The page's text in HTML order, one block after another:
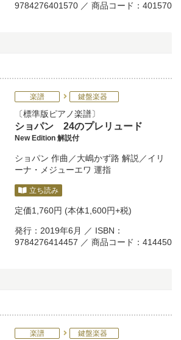
9784276401570 ／ 商品コード：401570
楽譜 鍵盤楽器
標準版ピアノ楽譜
ショパン 24のプレリュード
New Edition 解説付
ショパン 作曲／大嶋かず路 解説／イリ
ーナ・メジューエワ 運指
立ち読み
定価1,760円 (本体1,600円+税)
発行：2019年6月 ／ ISBN：
9784276414457 ／ 商品コード：414450
楽譜 鍵盤楽器